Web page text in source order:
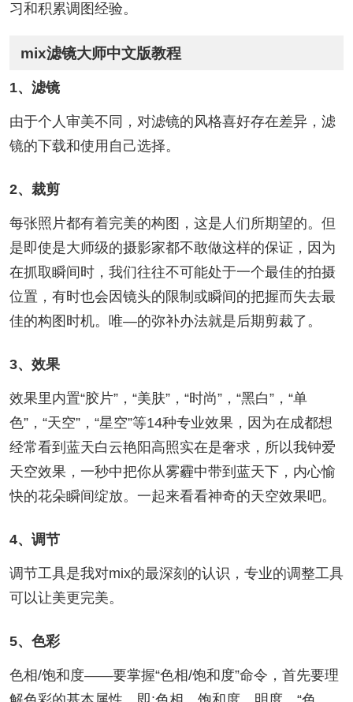
习和积累调图经验。
mix滤镜大师中文版教程
1、滤镜
由于个人审美不同，对滤镜的风格喜好存在差异，滤
镜的下载和使用自己选择。
2、裁剪
每张照片都有着完美的构图，这是人们所期望的。但
是即使是大师级的摄影家都不敢做这样的保证，因为
在抓取瞬间时，我们往往不可能处于一个最佳的拍摄
位置，有时也会因镜头的限制或瞬间的把握而失去最
佳的构图时机。唯—的弥补办法就是后期剪裁了。
3、效果
效果里内置“胶片”，“美肤”，“时尚”，“黑白”，“单
色”，“天空”，“星空”等14种专业效果，因为在成都想
经常看到蓝天白云艳阳高照实在是奢求，所以我钟爱
天空效果，一秒中把你从雾霾中带到蓝天下，内心愉
快的花朵瞬间绽放。一起来看看神奇的天空效果吧。
4、调节
调节工具是我对mix的最深刻的认识，专业的调整工具
可以让美更完美。
5、色彩
色相/饱和度——要掌握“色相/饱和度”命令，首先要理